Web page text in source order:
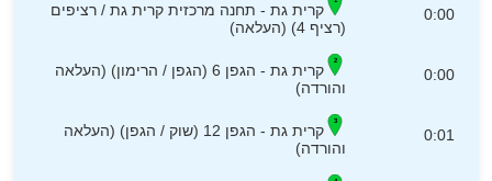
0:00
קרית גת - תחנה מרכזית קרית גת / רציפים
(רציף 4) (העלאה)
0:00
קרית גת - הגפן 6 (הגפן / הרימון) (העלאה
והורדה)
0:01
קרית גת - הגפן 12 (שוק / הגפן) (העלאה
והורדה)